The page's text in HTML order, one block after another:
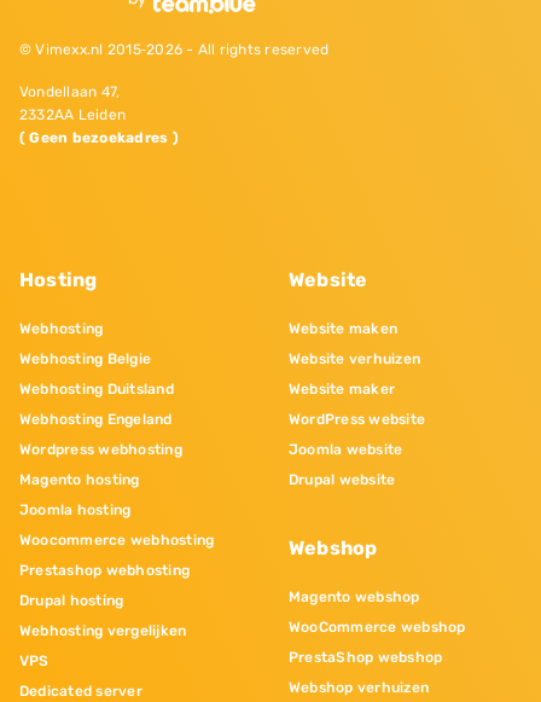
© Vimexx.nl 2015‐2026 - All rights reserved
Vondellaan 47,
2332AA Leiden
( Geen bezoekadres )
Hosting
Webhosting
Webhosting Belgie
Webhosting Duitsland
Webhosting Engeland
Wordpress webhosting
Magento hosting
Joomla hosting
Woocommerce webhosting
Prestashop webhosting
Drupal hosting
Webhosting vergelijken
VPS
Dedicated server
Website
Website maken
Website verhuizen
Website maker
WordPress website
Joomla website
Drupal website
Webshop
Magento webshop
WooCommerce webshop
PrestaShop webshop
Webshop verhuizen